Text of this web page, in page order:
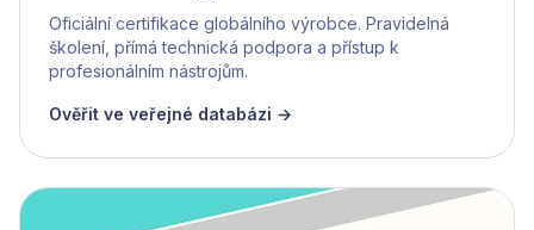
Oficiální certifikace globálního výrobce. Pravidelná
školení, přímá technická podpora a přístup k
profesionálním nástrojům.
Ověřit ve veřejné databázi →